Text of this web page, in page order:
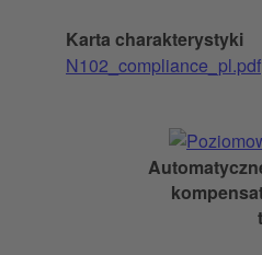
Karta charakterystyki
N102_compliance_pl.pdf